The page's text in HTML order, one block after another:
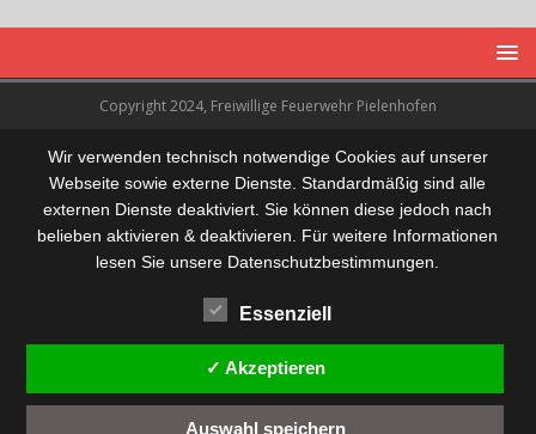
Copyright 2024, Freiwillige Feuerwehr Pielenhofen
Wir verwenden technisch notwendige Cookies auf unserer
Webseite sowie externe Dienste. Standardmäßig sind alle
externen Dienste deaktiviert. Sie können diese jedoch nach
belieben aktivieren & deaktivieren. Für weitere Informationen
lesen Sie unsere Datenschutzbestimmungen.
Essenziell
✓ Akzeptieren
Auswahl speichern